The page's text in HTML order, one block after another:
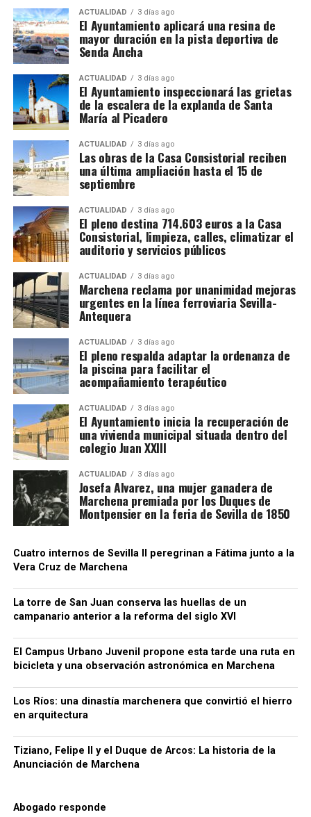
De Tiziano a Vasco Pereira
Vasco Pereira, un pintor portugués afincado en
Sevilla, fue testigo del impacto que Tiziano tenía en
la corte.Su Anunciación de 1576 es una copia
reinterpretada de la obra del maestro veneciano,y fue
encargada para la Iglesia de San Juan Bautista de
Marchena por los Duques de Arcos.
La clave está en Luis Cristóbal Ponce de León,
Duque de Arcos, quien mantenía una relación
privilegiada con los Habsburgo.
y Felipe IIle aseguró un lugar en el
la monarquía, y fue precisamente esta conexión la que
propició la llegada de la copia de Pereira al Palacio
Ducal de Marchena.
Luis Cristóbal Ponce de León, II Duque de Arcos, fue
un noble humanista y culto, prototipo del hombre
renacentista, que protegió y se rodeó de artistas
como el músico Cristóbal de Morales o el orfebre
Juan Ruiz.
Luis Cristóbal no solo era un noble con influencia
política, sino también un gran mecenas.Su
replicar en Marchena el esplendor artístico de
Madrid y Sevilla. En su afán por coleccionar arte de
copia de una obra inspirada en Tiziano era tener un
No todas las explotaciones ofrecen las mismas
condiciones. Algunas proporcionan alojamiento y
comida gratuitamente, otras solamente vivienda o
una comida diaria y también existen contratos sin
manutención ni alojamiento.
El trabajador debe comprobar antes de salir:
Salario bruto por hora.
Duración mínima del contrato.
Horario y pago de horas extraordinarias.
Condiciones del alojamiento.
Comidas incluidas.
Transporte hasta las parcelas.
Alta en la Seguridad Social agraria francesa.
Los sindicatos advierten de que nadie debe cobrar al
trabajador por conseguirle una oferta. Recomiendan
viajar con el contrato acordado directamente con la
explotación y desconfiar de anuncios difundidos por
redes sociales que soliciten pagos anticipados.
Por qué prefieren Francia
La principal razón es económica. Los jornaleros
pueden concentrar en pocas semanas unos ingresos
superiores a los obtenidos en campañas
equivalentes en Andalucía. También encuentran
mayor control de las jornadas, pago regulado de las
horas extras y cuadrillas que regresan a las mismas
CCOO sostiene que estos desplazamientos
demuestran que no faltan trabajadores para el
campo, sino empleos con condiciones
suficientemente atractivas. El sindicato reclama al
empresariado andaluz que tome como referencia el
modelo laboral francés.
ACTUALIDAD 3 días ago
El Ayuntamiento aplicará una resina de
mayor duración en la pista deportiva de
Senda Ancha
ACTUALIDAD 3 días ago
El Ayuntamiento inspeccionará las grietas
de la escalera de la explanda de Santa
María al Picadero
ACTUALIDAD 3 días ago
Las obras de la Casa Consistorial reciben
una última ampliación hasta el 15 de
septiembre
ACTUALIDAD 3 días ago
El pleno destina 714.603 euros a la Casa
Consistorial, limpieza, calles, climatizar el
auditorio y servicios públicos
ACTUALIDAD 3 días ago
Marchena reclama por unanimidad mejoras
urgentes en la línea ferroviaria Sevilla-
Antequera
ACTUALIDAD 3 días ago
El pleno respalda adaptar la ordenanza de
la piscina para facilitar el
acompañamiento terapéutico
ACTUALIDAD 3 días ago
El Ayuntamiento inicia la recuperación de
una vivienda municipal situada dentro del
colegio Juan XXIII
ACTUALIDAD 3 días ago
Josefa Alvarez, una mujer ganadera de
Marchena premiada por los Duques de
Montpensier en la feria de Sevilla de 1850
Cuatro internos de Sevilla II peregrinan a Fátima junto a la
Vera Cruz de Marchena
La torre de San Juan conserva las huellas de un
campanario anterior a la reforma del siglo XVI
El Campus Urbano Juvenil propone esta tarde una ruta en
bicicleta y una observación astronómica en Marchena
Los Ríos: una dinastía marchenera que convirtió el hierro
en arquitectura
Tiziano, Felipe II y el Duque de Arcos: La historia de la
Anunciación de Marchena
Abogado responde